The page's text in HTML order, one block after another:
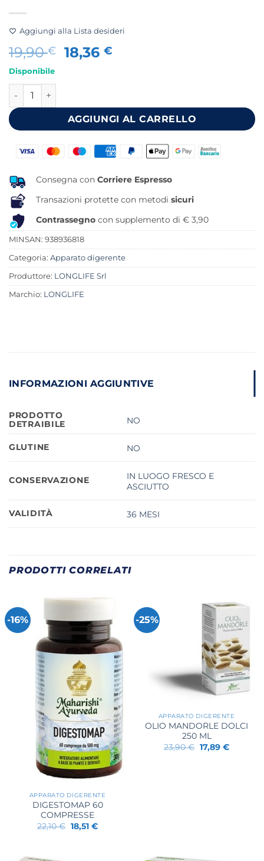
Aggiungi alla Lista desideri
19,90€
Il
19,90 €.
18,36€
18,36 €.
Disponibile
LONGLIFE MILK DIGEST 60 COMPRESSE MASTICABILI
AGGIUNGI AL CARRELLO
Consegna con Corriere Espresso
Transazioni protette con metodi sicuri
Contrassegno con supplemento di € 3,90
MINSAN: 938936818
Categoria: Apparato digerente
Produttore: LONGLIFE Srl
Marchio: LONGLIFE
INFORMAZIONI AGGIUNTIVE
PRODOTTO
DETRAIBILE
NO
GLUTINE NO
CONSERVAZIONE
IN LUOGO FRESCO E
ASCIUTTO
VALIDITÀ 36 MESI
PRODOTTI CORRELATI
-16%
APPARATO DIGERENTE
DIGESTOMAP 60
COMPRESSE
22,10€ Il
prezzo
18,51 €Il
-25%
APPARATO DIGERENTE
OLIO MANDORLE DOLCI
250 ML
23,90€ Il
prezzo
17,89 €Il